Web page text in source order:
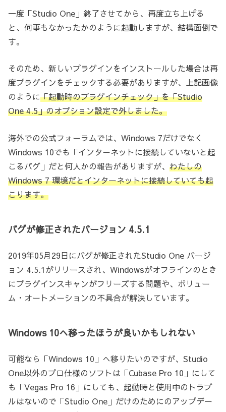
一度「Studio One」終了させてから、再度立ち上げる
と、何事もなかったかのように起動しますが、結構面倒で
す。
そのため、新しいプラグインをインストールした場合は再
度プラグインをチェックする必要がありますが、上記画像
のように「起動時のプラグインチェック」を「Studio
One 4.5」のオプション設定で外しました。
海外での公式フォーラムでは、Windows 7だけでなく
Windows 10でも「インターネットに接続していないと起
こるバグ」だと何人かの報告がありますが、 わたしの
Windows 7 環境だとインターネットに接続していても起
こります。
バグが修正されたバージョン 4.5.1
2019年05月29日にバグが修正されたStudio One バージ
ョン 4.5.1がリリースされ、Windowsがオフラインのとき
にプラグインスキャンがフリーズする問題や、ボリュー
ム・オートメーションの不具合が解決しています。
Windows 10へ移ったほうが良いかもしれない
可能なら「Windows 10」へ移りたいのですが、Studio
One以外のプロ仕様のソフトは「Cubase Pro 10」にして
も「Vegas Pro 16」にしても、起動時と使用中のトラブ
ルはないので「Studio One」だけのためにのアップデー